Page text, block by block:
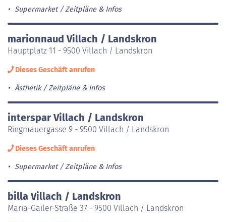
Supermarket Zeitpläne & Infos
marionnaud Villach / Landskron
Hauptplatz 11 - 9500 Villach / Landskron
Dieses Geschäft anrufen
Ästhetik Zeitpläne & Infos
interspar Villach / Landskron
Ringmauergasse 9 - 9500 Villach / Landskron
Dieses Geschäft anrufen
Supermarket Zeitpläne & Infos
billa Villach / Landskron
Maria-Gailer-Straße 37 - 9500 Villach / Landskron